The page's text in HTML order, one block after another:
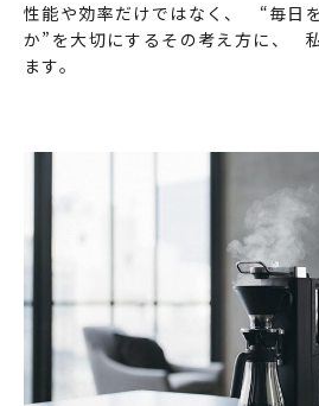
性能や効率だけではなく、 “毎日
か”を大切にするその考え方に、
ます。